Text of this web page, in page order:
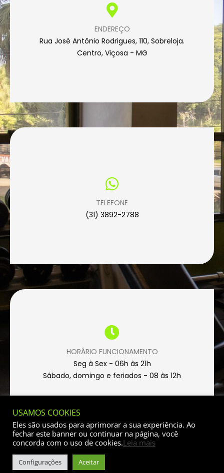
ENDEREÇO
Rua José Antônio Rodrigues, 110, Sobreloja.
Centro, Viçosa - MG
TELEFONE
(31) 3892-2788
HORÁRIO FUNCIONAMENTO
Seg à Sex - 06h às 21h
Sábado, domingo e feriados - 08 às 12h
©2021 Academia Via Campus Club. Todos os direitos
reservados.
USAMOS COOKIES
Eles são usados para aprimorar a sua experiência. Ao
fechar este banner ou continuar na página, você
concorda com o uso de cookies.Leia mais
Configurações Aceitar